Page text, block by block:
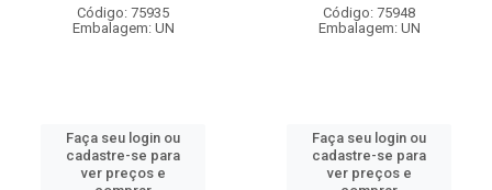
Código: 75935
Embalagem: UN
Faça seu login ou
cadastre-se para
ver preços e
Código: 75948
Embalagem: UN
Faça seu login ou
cadastre-se para
ver preços e